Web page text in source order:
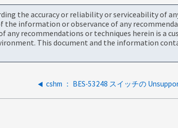
the accuracy or reliability or serviceability of
information or observance of any
recommendations or techniques herein is a
This document and the information
cshm ： BES-53248 スイッチの